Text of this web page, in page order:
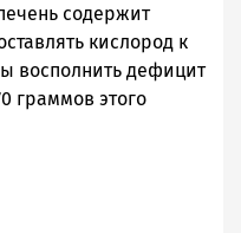
содержит
кислород к
восполнить дефицит
граммов этого